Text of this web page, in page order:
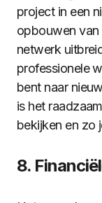
project in een
opbouwen van
netwerk
professionele
bent naar
is het
bekijken en zo
8.